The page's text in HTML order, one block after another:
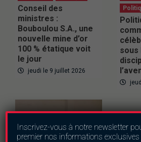
Conseil des
ministres :
Bouboulou S.A., une
nouvelle mine d’or
100 % étatique voit
le jour
jeudi le 9 juillet 2026
sous
Inscrivez-vous à notre newsletter
premier nos informations exclusives